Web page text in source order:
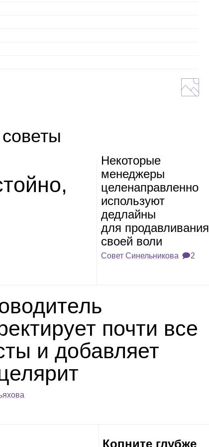
Неко­то­рые
мене­джеры
целе­на­прав­ленно
исполь­зуют
дед­лайны
для про­дав­ли­ва­ния
своей воли
Совет Синельникова 🗩2
почти все
и добав­ляет
Копните глубже